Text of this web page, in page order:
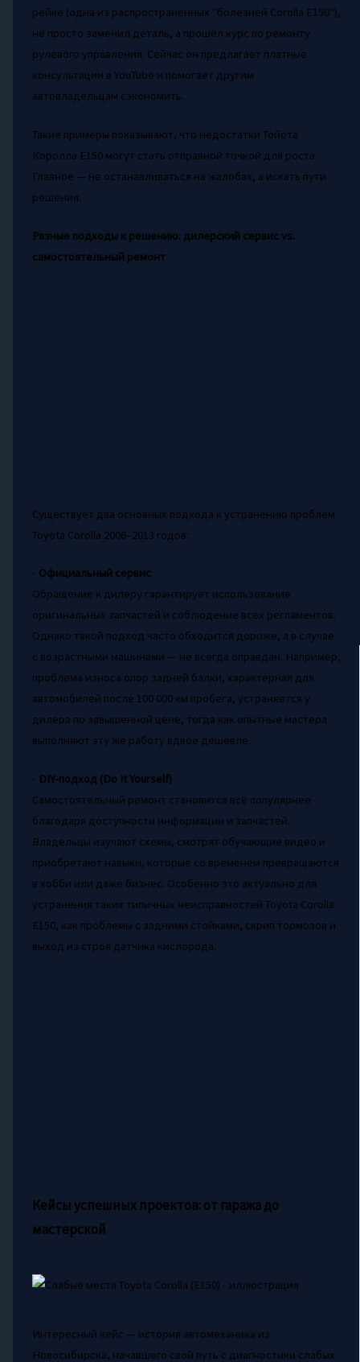
рейке (одна из распространённых "болезней Corolla E150"),
не просто заменил деталь, а прошёл курс по ремонту
рулевого управления. Сейчас он предлагает платные
консультации в YouTube и помогает другим
автовладельцам сэкономить.
Такие примеры показывают, что недостатки Тойота
Королла Е150 могут стать отправной точкой для роста.
Главное — не останавливаться на жалобах, а искать пути
решения.
Разные подходы к решению: дилерский сервис vs.
самостоятельный ремонт
Существует два основных подхода к устранению проблем
Toyota Corolla 2006–2013 годов:
- Официальный сервис
Обращение к дилеру гарантирует использование
оригинальных запчастей и соблюдение всех регламентов.
Однако такой подход часто обходится дороже, а в случае
с возрастными машинами — не всегда оправдан. Например,
проблема износа опор задней балки, характерная для
автомобилей после 100 000 км пробега, устраняется у
дилера по завышенной цене, тогда как опытные мастера
выполняют эту же работу вдвое дешевле.
- DIY-подход (Do It Yourself)
Самостоятельный ремонт становится всё популярнее
благодаря доступности информации и запчастей.
Владельцы изучают схемы, смотрят обучающие видео и
приобретают навыки, которые со временем превращаются
в хобби или даже бизнес. Особенно это актуально для
устранения таких типичных неисправностей Toyota Corolla
E150, как проблемы с задними стойками, скрип тормозов и
выход из строя датчика кислорода.
Кейсы успешных проектов: от гаража до
мастерской
Интересный кейс — история автомеханика из
Новосибирска, начавшего свой путь с диагностики слабых